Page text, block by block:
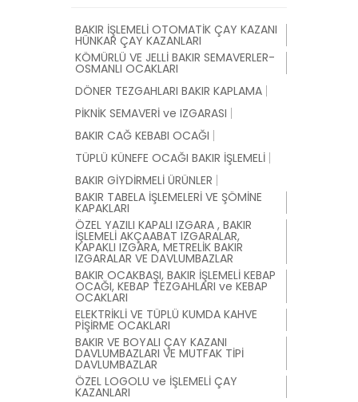
BAKIR İŞLEMELİ OTOMATİK ÇAY KAZANI
HÜNKAR ÇAY KAZANLARI
KÖMÜRLÜ VE JELLİ BAKIR SEMAVERLER-
OSMANLI OCAKLARI
DÖNER TEZGAHLARI BAKIR KAPLAMA
PİKNİK SEMAVERİ ve IZGARASI
BAKIR CAĞ KEBABI OCAĞI
TÜPLÜ KÜNEFE OCAĞI BAKIR İŞLEMELİ
BAKIR GİYDİRMELİ ÜRÜNLER
BAKIR TABELA İŞLEMELERİ VE ŞÖMİNE
KAPAKLARI
ÖZEL YAZILI KAPALI IZGARA , BAKIR
İŞLEMELİ AKÇAABAT IZGARALAR,
KAPAKLI IZGARA, METRELİK BAKIR
IZGARALAR VE DAVLUMBAZLAR
BAKIR OCAKBAŞI, BAKIR İŞLEMELİ KEBAP
OCAĞI, KEBAP TEZGAHLARI ve KEBAP
OCAKLARI
ELEKTRİKLİ VE TÜPLÜ KUMDA KAHVE
PİŞİRME OCAKLARI
BAKIR VE BOYALI ÇAY KAZANI
DAVLUMBAZLARI VE MUTFAK TİPİ
DAVLUMBAZLAR
ÖZEL LOGOLU ve İŞLEMELİ ÇAY
KAZANLARI